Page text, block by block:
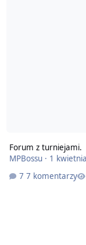
Forum z turniejami.
MPBossu · 1
7 komentarzy